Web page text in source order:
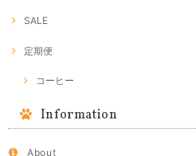
SALE
定期便
コーヒー
Information
About